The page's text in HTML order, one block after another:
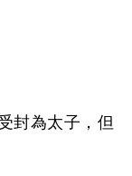
封為太子，但